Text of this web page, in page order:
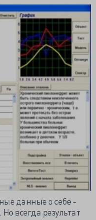
данные о себе -
всегда результат